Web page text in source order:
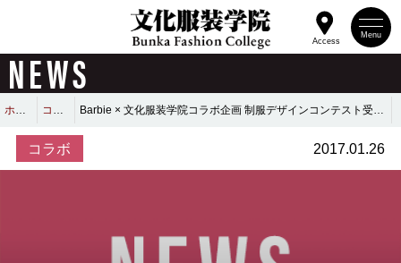
Menu
Access
NEWS
ホーム コラボ Barbie × 文化服装学院コラボ企画 制服デザインコンテスト受賞者決定！！
コラボ 2017.01.26